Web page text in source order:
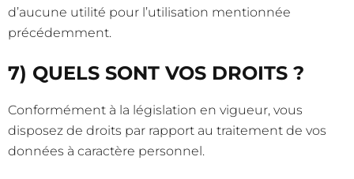
d’aucune utilité pour l’utilisation mentionnée
précédemment.
7) QUELS SONT VOS DROITS ?
Conformément à la législation en vigueur, vous
disposez de droits par rapport au traitement de vos
données à caractère personnel.